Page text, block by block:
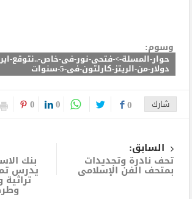
وسوم:
دولار-من-الريتز-كارلتون-فى-5-سنوات
شارك 0
0
0
السابق:
تحف نادرة وتجديدات
بمتحف الفن الإسلامى
بنك
يدرس